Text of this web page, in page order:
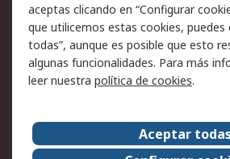
Aviso legal
Política sobre cookies
Certificaciones de
Acerca de RS
aceptas clicando en “Configurar
que utilicemos estas cookies, puedes
todas”, aunque es posible que esto
algunas funcionalidades. Para más
leer nuestra política de cookies.
Aceptar